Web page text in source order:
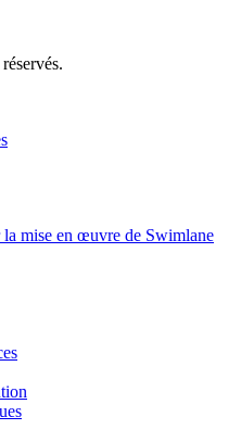
mise en œuvre de Swimlane